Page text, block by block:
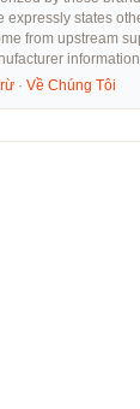
expressly states
from upstream
information.
· Về Chúng Tôi